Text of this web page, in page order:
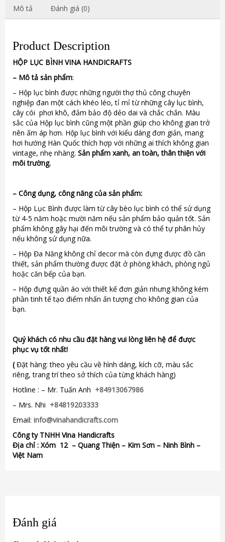
Mô tả Đánh giá (0)
Product Description
HỘP LỤC BÌNH VINA HANDICRAFTS
– Mô tả sản phẩm:
– Hộp lục bình được những người thợ thủ công chuyên
nghiệp đan một cách khéo léo, tỉ mỉ từ những cây lục bình,
cây cói phơi khô, đảm bảo độ dẻo dai và chắc chắn. Màu
sắc của Hộp lục bình cũng một phần giúp cho không gian trở
nên ấm áp hơn. Hộp lục bình với kiểu dáng đơn giản, mang
hơi hướng Hàn Quốc thích hợp với những ai thích không gian
vintage, nhẹ nhàng. Sản phẩm xanh, an toàn, thân thiện với
môi trường.
– Công dụng, công năng của sản phẩm:
– Hộp Lục Bình được làm từ cây bèo lục bình có thể sử dụng
từ 4-5 năm hoặc mười năm nếu sản phẩm bảo quản tốt. Sản
phẩm không gây hại đến môi trường và có thể tự phân hủy
nếu không sử dụng nữa.
– Hộp Đa Năng không chỉ decor mà còn đựng được đồ cần
thiết, sản phẩm thường được đặt ở phòng khách, phòng ngủ
hoặc căn bếp của bạn.
– Hộp đựng quần áo với thiết kế đơn giản nhưng không kém
phần tinh tế tạo điểm nhấn ấn tượng cho không gian của
bạn.
Quý khách có nhu cầu đặt hàng vui lòng liên hệ để được
phục vụ tốt nhất!
(Đặt hàng: theo yêu cầu về hình dáng, kích cỡ, màu sắc
riêng, trang trí theo sở thích của từng khách hàng)
Hotline : – Mr. Tuấn Anh +84913067986
– Mrs. Nhi +84819203333
Email: info@vinahandicrafts.com
Công ty TNHH Vina Handicrafts
Địa chỉ : Xóm 12– Quang Thiện – Kim Sơn – Ninh Bình –
Việt Nam
Đánh giá